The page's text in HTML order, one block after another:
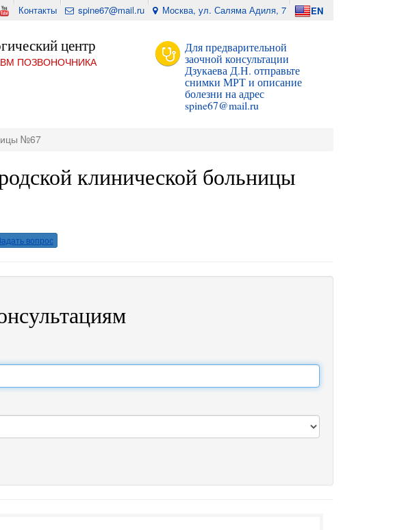
Контакты spine67@mail.ru Москва, ул. Саляма Адиля, 7 EN
центр
ПОЗВОНОЧНИКА
Для предварительной
заочной консультации
Дзукаева Д.Н. отправьте
снимки МРТ и описание
болезни на адрес
spine67@mail.ru
№67
клинической больницы
вопрос